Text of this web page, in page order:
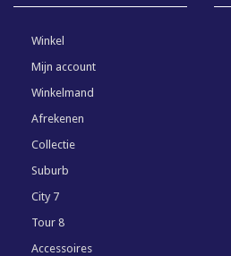
Winkel
Mijn account
Winkelmand
Afrekenen
Collectie
Suburb
City 7
Tour 8
Accessoires